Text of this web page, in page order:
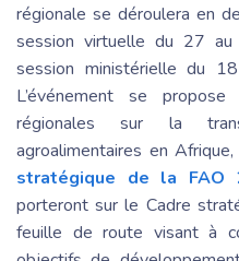
régionale se déroulera en
session virtuelle du 27
session ministérielle du
L’événement se
régionales sur la
agroalimentaires en
stratégique de la FAO
porteront sur le Cadre
feuille de route visant à